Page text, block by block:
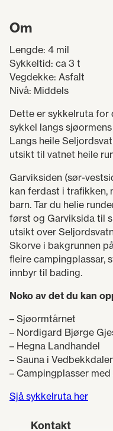
Om
Lengde: 4 mil
Sykkeltid: ca 3 t
Vegdekke: Asfalt
Nivå: Middels
Dette er sykkelruta for
sykkel langs
Langs heile
utsikt til vatnet heile
Garviksiden (sør-
kan ferdast i trafikken,
barn. Tar du helie
først og Garviksida til
utsikt over
Skorve i bakgrunnen
fleire campingplassar,
innbyr til bading.
Noko av det du kan
– Sjøormtårnet
– Nordigard Bjørge
– Hegna Landhandel
– Sauna i
– Campingplasser
Sjå sykkelruta her
Kontakt